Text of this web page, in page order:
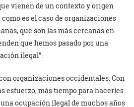
vienen de un contexto y origen
es el caso de organizaciones
que son las más cercanas en
que hemos pasado por una
ilegal”.
organizaciones occidentales. Con
esfuerzo, más tiempo para hacerles
ocupación ilegal de muchos años